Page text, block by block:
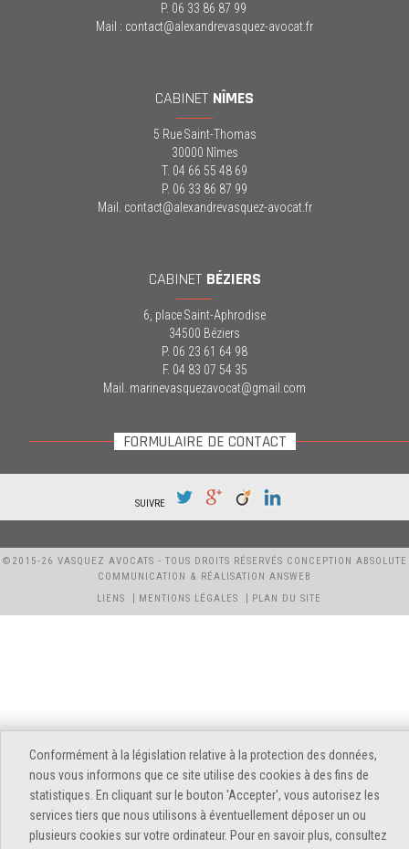
P. 06 33 86 87 99
Mail : contact@alexandrevasquez-avocat.fr
CABINET NÎMES
5 Rue Saint-Thomas
30000 Nîmes
T. 04 66 55 48 69
P. 06 33 86 87 99
Mail. contact@alexandrevasquez-avocat.fr
CABINET BÉZIERS
6, place Saint-Aphrodise
34500 Béziers
P. 06 23 61 64 98
F. 04 83 07 54 35
Mail. marinevasquezavocat@gmail.com
FORMULAIRE DE CONTACT
SUIVRE
©2015-26 VASQUEZ AVOCATS - TOUS DROITS RÉSERVÉS CONCEPTION ABSOLUTE
COMMUNICATION & RÉALISATION ANSWEB
LIENS
MENTIONS LÉGALES PLAN DU SITE
Conformément à la législation relative à la protection des données,
nous vous informons que ce site utilise des cookies à des fins de
statistiques. En cliquant sur le bouton 'Accepter', vous autorisez les
services tiers que nous utilisons à éventuellement déposer un ou
plusieurs cookies sur votre ordinateur. Pour en savoir plus, consultez